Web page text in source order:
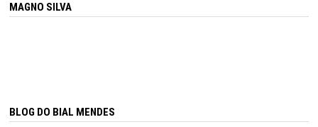
MAGNO SILVA
BLOG DO BIAL MENDES